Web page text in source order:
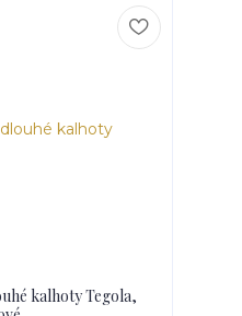
kalhoty Tegola,